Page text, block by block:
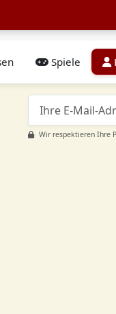
Spiele
Wir respektieren Ihre